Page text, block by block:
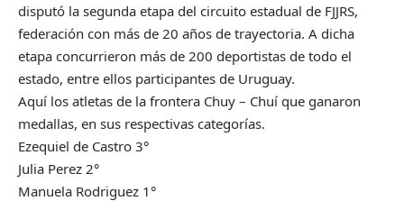
disputó la segunda etapa del circuito estadual de FJJRS,
federación con más de 20 años de trayectoria. A dicha
etapa concurrieron más de 200 deportistas de todo el
estado, entre ellos participantes de Uruguay.
Aquí los atletas de la frontera Chuy – Chuí que ganaron
medallas, en sus respectivas categorías.
Ezequiel de Castro 3°
Julia Perez 2°
Manuela Rodriguez 1°